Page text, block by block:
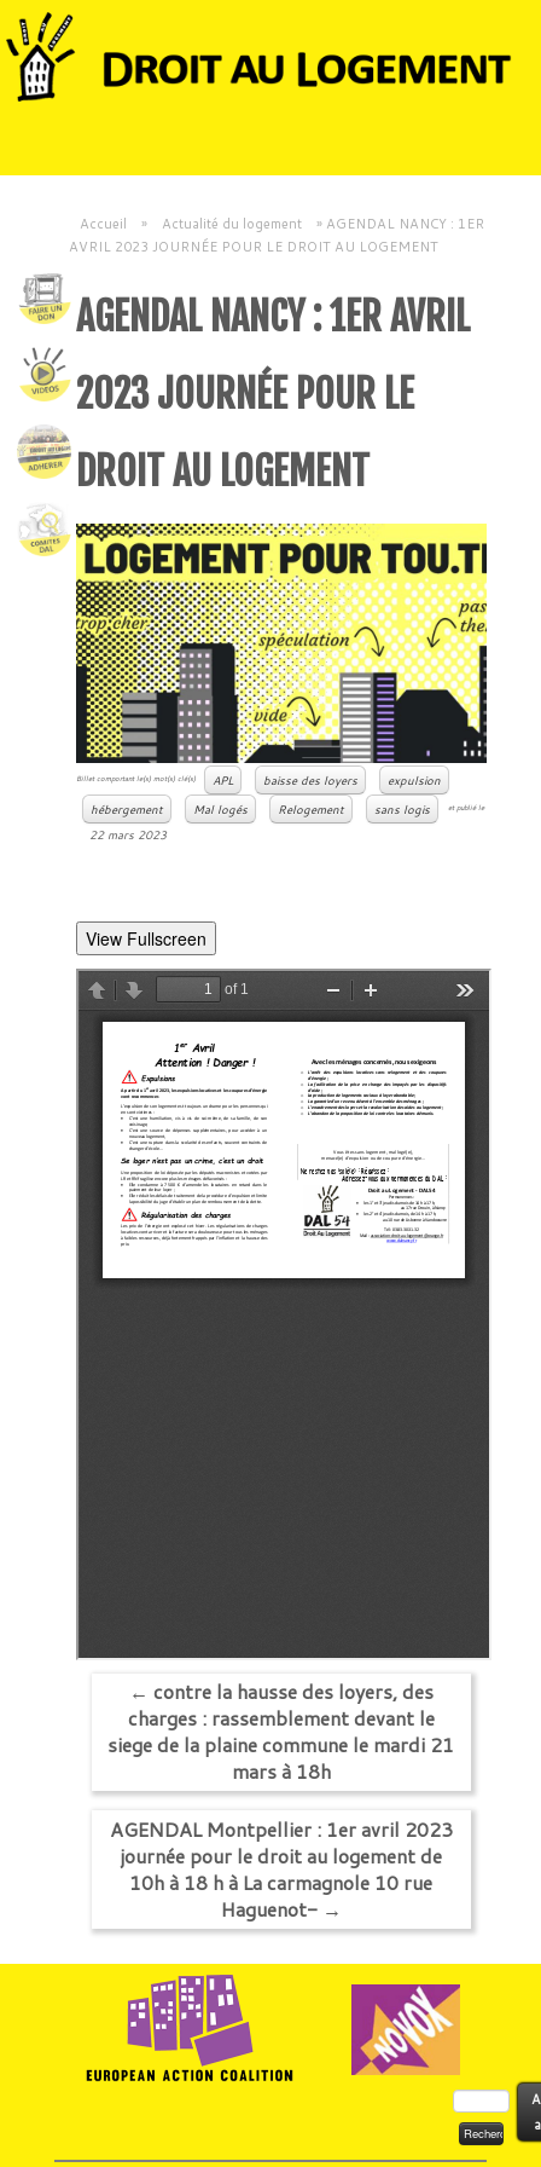
Accueil » Actualité du logement » AGENDAL NANCY : 1ER
AVRIL 2023 JOURNÉE POUR LE DROIT AU LOGEMENT
AGENDAL NANCY : 1ER AVRIL
2023 JOURNÉE POUR LE
DROIT AU LOGEMENT
Billet comportant le(s) mot(s) clé(s) APL baisse des loyers
expulsion
hébergement
Mal logés Relogement sans logis et publié le
22 mars 2023
View Fullscreen
← contre la hausse des loyers, des
charges : rassemblement devant le
siege de la plaine commune le mardi 21
mars à 18h
AGENDAL Montpellier : 1er avril 2023
journée pour le droit au logement de
10h à 18 h à La carmagnole 10 rue
Haguenot- →
Rechercher :